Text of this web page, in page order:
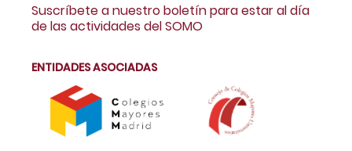
Suscríbete a nuestro boletín para estar al día
de las actividades del SOMO
ENTIDADES ASOCIADAS